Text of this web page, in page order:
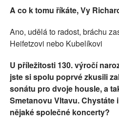
A co k tomu říkáte, Vy
Ano, udělá to radost, bráchu
Heifetzovi nebo Kubelíkovi
U příležitosti 130. výročí
jste si spolu poprvé zkusili
sonátu pro dvoje housle, a
Smetanovu Vltavu. Chystáte
nějaké společné koncerty?